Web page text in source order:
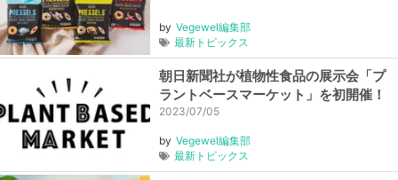
by Vegewel編集部
最新トピックス
朝日新聞社が植物性食品の展示会「プ
ラントベースマーケット」を初開催！
2023/07/05
by Vegewel編集部
最新トピックス